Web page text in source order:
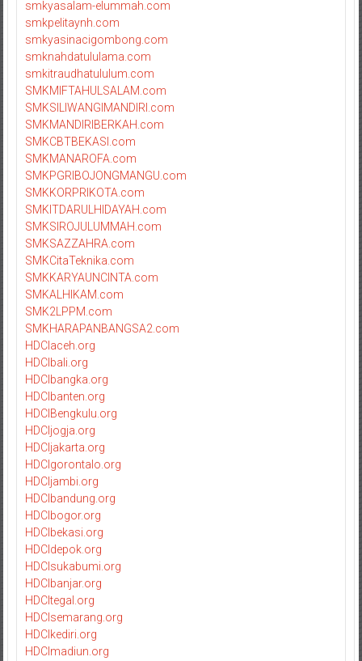
smkyasalam-elummah.com
smkpelitaynh.com
smkyasinacigombong.com
smknahdatululama.com
smkitraudhatululum.com
SMKMIFTAHULSALAM.com
SMKSILIWANGIMANDIRI.com
SMKMANDIRIBERKAH.com
SMKCBTBEKASI.com
SMKMANAROFA.com
SMKPGRIBOJONGMANGU.com
SMKKORPRIKOTA.com
SMKITDARULHIDAYAH.com
SMKSIROJULUMMAH.com
SMKSAZZAHRA.com
SMKCitaTeknika.com
SMKKARYAUNCINTA.com
SMKALHIKAM.com
SMK2LPPM.com
SMKHARAPANBANGSA2.com
HDCIaceh.org
HDCIbali.org
HDCIbangka.org
HDCIbanten.org
HDCIBengkulu.org
HDCIjogja.org
HDCIjakarta.org
HDCIgorontalo.org
HDCIjambi.org
HDCIbandung.org
HDCIbogor.org
HDCIbekasi.org
HDCIdepok.org
HDCIsukabumi.org
HDCIbanjar.org
HDCItegal.org
HDCIsemarang.org
HDCIkediri.org
HDCImadiun.org